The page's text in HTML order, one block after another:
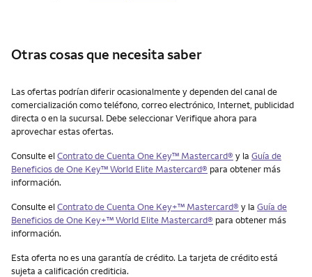
Otras cosas que necesita saber
Otras cosas que necesita saber
Las ofertas podrían diferir ocasionalmente y dependen del canal de
comercialización como teléfono, correo electrónico, Internet, publicidad
directa o en la sucursal. Debe seleccionar Verifique ahora para
aprovechar estas ofertas.
Consulte elContrato de Cuenta One Key™ Mastercard® y la Guía de
Beneficios de One Key™ World Elite Mastercard® para obtener más
información.
Consulte elContrato de Cuenta One Key+™ Mastercard® y la Guía de
Beneficios de One Key+™ World Elite Mastercard® para obtener más
información.
Esta oferta no es una garantía de crédito. La tarjeta de crédito está
sujeta a calificación crediticia.